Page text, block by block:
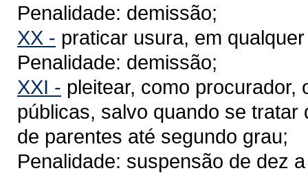
Penalidade: demissão;
XX - praticar usura, em
Penalidade: demissão;
XXI - pleitear, como procurador,
públicas, salvo quando se
de parentes até segundo grau;
Penalidade: suspensão de dez